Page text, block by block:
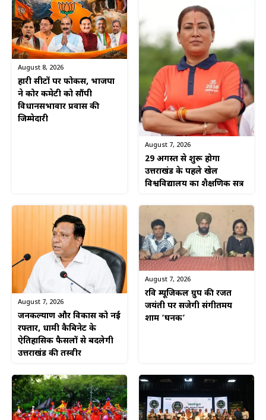
August 8, 2026
हारी सीटों पर फोकस, भाजपा
ने कोर कमेटी को सौंपी
विधानसभावार प्रवास की
जिम्मेदारी
August 7, 2026
29 अगस्त से शुरू होगा
उत्तराखंड के पहले खेल
विश्वविद्यालय का शैक्षणिक सत्र
August 7, 2026
जनकल्याण और विकास को नई
रफ्तार, धामी कैबिनेट के
ऐतिहासिक फैसलों से बदलेगी
उत्तराखंड की तस्वीर
August 7, 2026
रवि म्यूजिकल ग्रुप की रजत
जयंती पर सजेगी संगीतमय
शाम ‘घनक’